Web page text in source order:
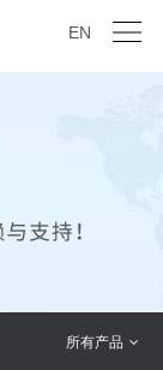
EN
所有产品